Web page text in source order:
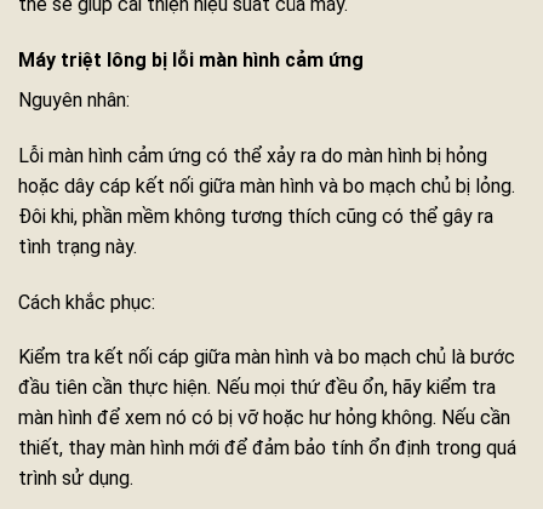
Máy triệt lông bị lỗi màn hình cảm ứng
Nguyên nhân:
Lỗi màn hình cảm ứng có thể xảy ra do màn hình bị hỏng
hoặc dây cáp kết nối giữa màn hình và bo mạch chủ bị lỏng.
Đôi khi, phần mềm không tương thích cũng có thể gây ra
tình trạng này.
Cách khắc phục:
Kiểm tra kết nối cáp giữa màn hình và bo mạch chủ là bước
đầu tiên cần thực hiện. Nếu mọi thứ đều ổn, hãy kiểm tra
màn hình để xem nó có bị vỡ hoặc hư hỏng không. Nếu cần
thiết, thay màn hình mới để đảm bảo tính ổn định trong quá
trình sử dụng.